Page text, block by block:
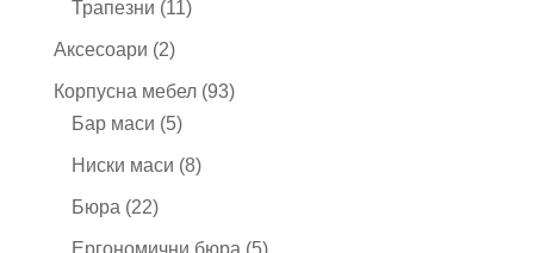
Трапезни 1111
Аксесоари 22
продукта
Корпусна мебел 9393
Бар маси 55
продукта
Ниски маси 88
Бюра 2222
продукта
Ергономични бюра 55